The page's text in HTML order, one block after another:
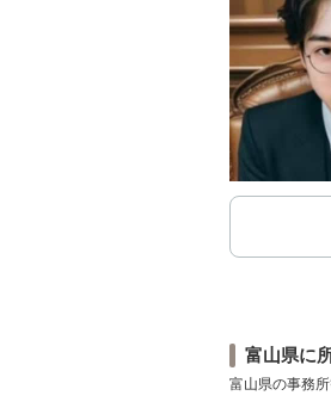
富山県に
富山県の事務